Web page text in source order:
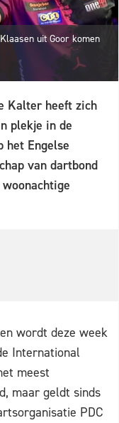
uit Goor komen
Kalter heeft zich
plekje in de
het Engelse
van dartbond
wordt deze week
International
meest
maar geldt sinds
PDC